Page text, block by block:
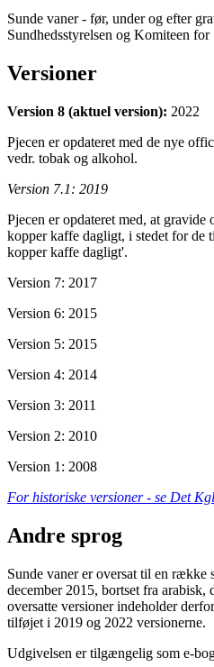
Sunde vaner - før, under og efter
Sundhedsstyrelsen og Komiteen
Versioner
Version 8 (aktuel version): 2022
Pjecen er opdateret med de nye
vedr. tobak og alkohol.
Version 7.1: 2019
Pjecen er opdateret med, at
kopper kaffe dagligt, i stedet for de
kopper kaffe dagligt'.
Version 7: 2017
Version 6: 2015
Version 5: 2015
Version 4: 2014
Version 3: 2011
Version 2: 2010
Version 1: 2008
For historiske versioner - se Det
Andre sprog
Sunde vaner er oversat til en række
december 2015, bortset fra arabisk,
oversatte versioner indeholder
tilføjet i 2019 og 2022 versionerne.
Udgivelsen er tilgængelig som e-